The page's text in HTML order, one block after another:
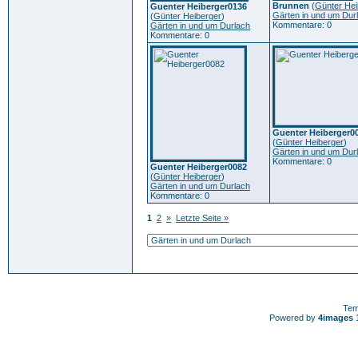
Guenter Heiberger0136
(Günter Heiberger)
Gärten in und um Durlach
Kommentare: 0
Brunnen (Günter
Gärten in und um
Kommentare: 0
Guenter Heiberger0082
(Günter Heiberger)
Gärten in und um Durlach
Kommentare: 0
Guenter
(Günter Heiberger)
Gärten in und um
Kommentare: 0
1 2 » Letzte Seite »
Powered by 4images